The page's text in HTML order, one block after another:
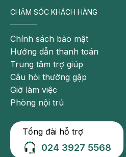
CHĂM SÓC KHÁCH HÀNG
Chính sách bảo mật
Hướng dẫn thanh toán
Trung tâm trợ giúp
Câu hỏi thường gặp
Giờ làm việc
Phòng nội trú
Tổng đài hỗ trợ
024 3927 5568